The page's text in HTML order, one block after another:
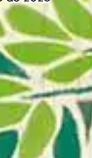
Jesus e cuidar da vida
2025